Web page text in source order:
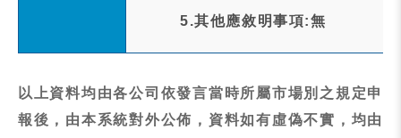
5.其他應敘明事項:無
以上資料均由各公司依發言當時所屬市場別之規定申
報後，由本系統對外公佈，資料如有虛偽不實，均由